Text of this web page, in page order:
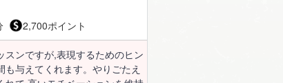
2,700ポイント
ンですが,表現するためのヒン
も与えてくれます。やりごたえ